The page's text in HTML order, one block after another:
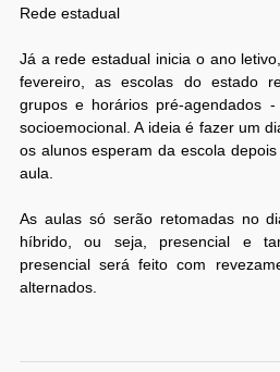
Rede estadual
Já a rede estadual inicia o ano
fevereiro, as escolas do estado
grupos e horários pré-agendados
socioemocional. A ideia é fazer um
os alunos esperam da escola
aula.
As aulas só serão retomadas no
híbrido, ou seja, presencial e
presencial será feito com
alternados.